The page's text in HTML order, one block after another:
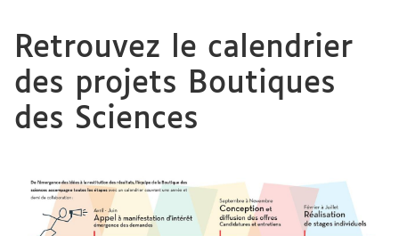
Retrouvez le calendrier
des projets Boutiques
des Sciences